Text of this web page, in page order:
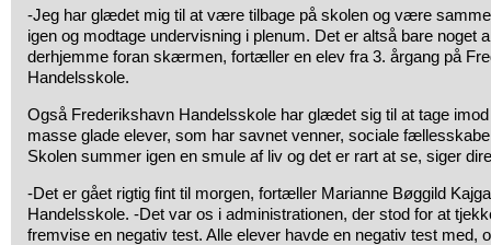
-Jeg har glædet mig til at være tilbage på skolen og være
igen og modtage undervisning i plenum. Det er altså bare noget
derhjemme foran skærmen, fortæller en elev fra 3. årgang på
Handelsskole.
Også Frederikshavn Handelsskole har glædet sig til at tage
masse glade elever, som har savnet venner, sociale
Skolen summer igen en smule af liv og det er rart at se, siger
-Det er gået rigtig fint til morgen, fortæller Marianne Bøggild
Handelsskole. -Det var os i administrationen, der stod for at
fremvise en negativ test. Alle elever havde en negativ test med,